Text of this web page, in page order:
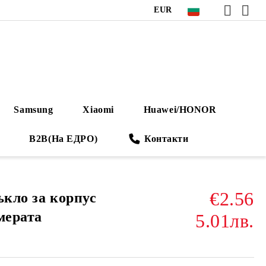
EUR
Samsung Xiaomi Huawei/HONOR
B2B(На ЕДРО) Контакти
за корпус
€2.56
5.01лв.